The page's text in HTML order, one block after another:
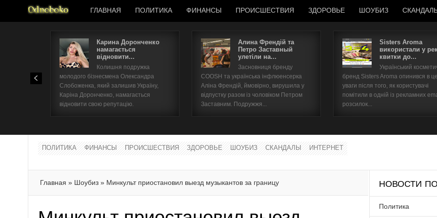
ГЛАВНАЯ ПОЛИТИКА ФИНАНСЫ ПРОИСШЕСТВИЯ ЗДОРОВЬЕ ШОУБИЗ
Карина Доронченко
намагається
відновити...
Колишня подружка
молодого бізнесмена Олександра
Слобоженка, який залишив Україну,
Каріна Доронченко, намагається
відновити свою репутацію.
Алина Френдій та
Петро Заставный
улетіли на...
Засновниця бренду
COOSH та українська інфлюенсерка
Аліна Френдій, ймовірно, вирушила у
відпустку разом із чоловіком Петром
Заставним. Подружжя...
Sisters Aroma
використали у
квитки до...
Український
бренд Sisters Aroma опинився в
уваги після того, як користувачі
помітили в одній із рекламних
розсилок...
ПОЛИТИКА ФИНАНСЫ ПРОИСШЕСТВИЯ ЗДОРОВЬЕ ШОУБИЗ СКАНДАЛЫ ИНТЕРНЕТ
Главная » Шоубиз » Минкульт приостановил выезд музыкантов за границу НОВОСТИ
Политика
Имя пользователя
Забыли имя пользователя?